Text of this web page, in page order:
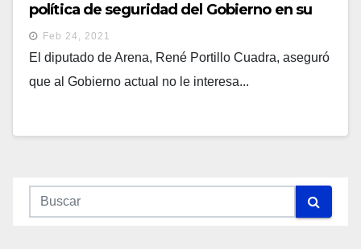
política de seguridad del Gobierno en su
desesperación por engañar votantes
Feb 24, 2021
El diputado de Arena, René Portillo Cuadra, aseguró
que al Gobierno actual no le interesa...